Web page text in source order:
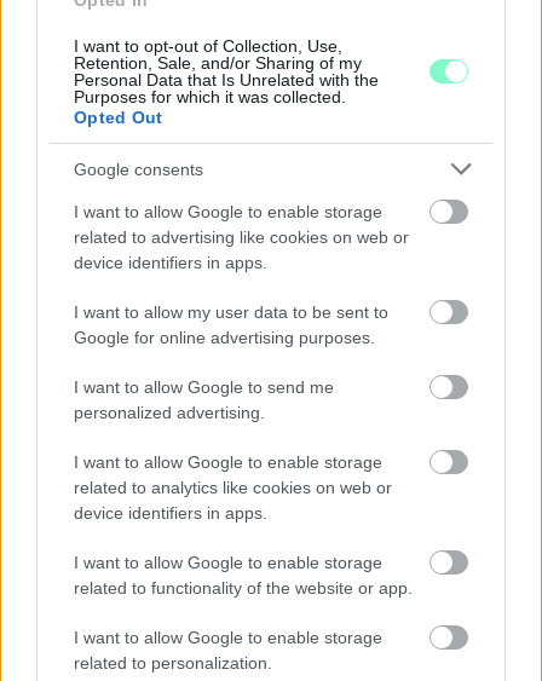
I want to opt-out of Collection, Use,
Retention, Sale, and/or Sharing of my
Personal Data that Is Unrelated with the
Purposes for which it was collected.
Opted Out
Google consents
I want to allow Google to enable storage
related to advertising like cookies on web or
device identifiers in apps.
I want to allow my user data to be sent to
Google for online advertising purposes.
I want to allow Google to send me
personalized advertising.
I want to allow Google to enable storage
related to analytics like cookies on web or
device identifiers in apps.
I want to allow Google to enable storage
related to functionality of the website or app.
I want to allow Google to enable storage
related to personalization.
KIVÁLÓ PROGRAM VÁR MINDENKIT EZEN A HÉTVÉGÉN
GYŐRBEN
Középpontban a hagyományőrzés, de lesz Pogány Induló és
Majka koncert, jóga szeánsz, “borhajózás” és egy csomó minden
Szólj hozzá!
A GYŐRI AUDI ETO KC PÉNTEKI FELKÉSZÜLÉSI
MÉRKŐZÉSE